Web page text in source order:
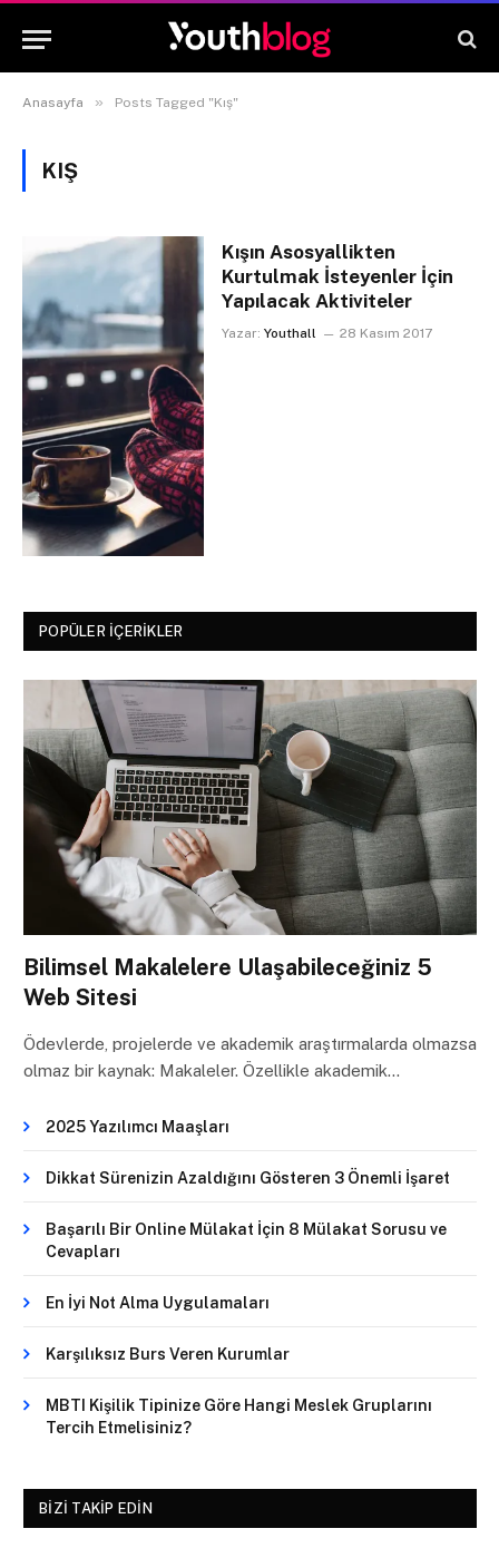
Anasayfa » Posts Tagged "Kış"
KIŞ
Kışın Asosyallikten
Kurtulmak İsteyenler İçin
Yapılacak Aktiviteler
Yazar: Youthall 28 Kasım 2017
POPÜLER İÇERIKLER
Bilimsel Makalelere Ulaşabileceğiniz 5
Web Sitesi
Ödevlerde, projelerde ve akademik araştırmalarda olmazsa
olmaz bir kaynak: Makaleler. Özellikle akademik…
2025 Yazılımcı Maaşları
Dikkat Sürenizin Azaldığını Gösteren 3 Önemli İşaret
Başarılı Bir Online Mülakat İçin 8 Mülakat Sorusu ve
Cevapları
En İyi Not Alma Uygulamaları
Karşılıksız Burs Veren Kurumlar
MBTI Kişilik Tipinize Göre Hangi Meslek Gruplarını
Tercih Etmelisiniz?
BIZI TAKIP EDIN